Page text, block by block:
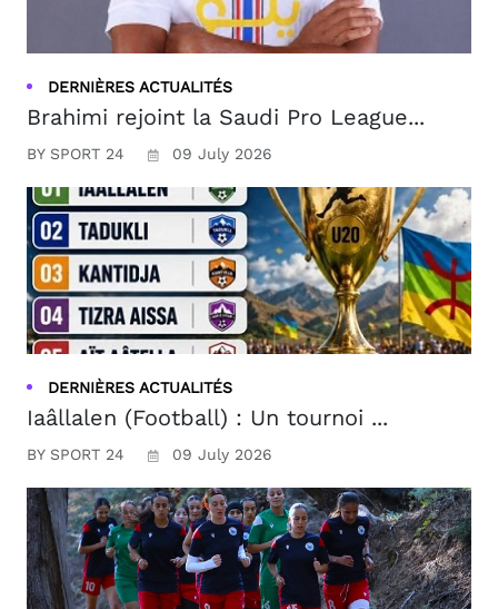
DERNIÈRES ACTUALITÉS
Brahimi rejoint la Saudi Pro League...
BY SPORT 24 09 July 2026
DERNIÈRES ACTUALITÉS
Iaâllalen (Football) : Un tournoi ...
BY SPORT 24 09 July 2026